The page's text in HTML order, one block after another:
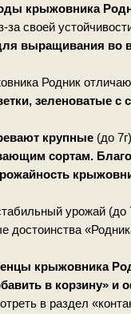
крыжовника
за своей
выращивания во
Родник
зеленоватые с
крупные (до
сортам.
урожай (до
достоинства
крыжовника
в корзину» и
в раздел